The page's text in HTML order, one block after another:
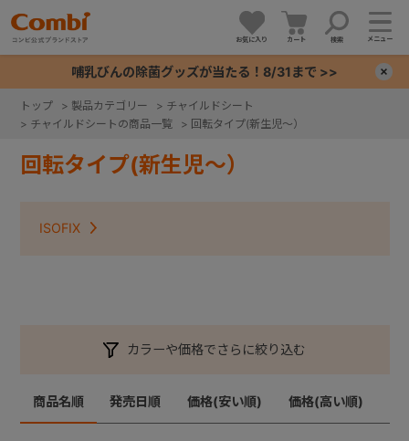
お気に入り カート 検索 メニュー
哺乳びんの除菌グッズが当たる！8/31まで >>
トップ > 製品カテゴリー > チャイルドシート
> チャイルドシートの商品一覧 > 回転タイプ(新生児～）
回転タイプ(新生児～）
ISOFIX
カラーや価格でさらに絞り込む
商品名順 発売日順 価格(安い順) 価格(高い順)